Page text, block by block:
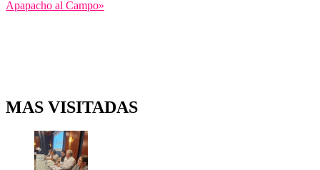
Apapacho al Campo»
MAS VISITADAS